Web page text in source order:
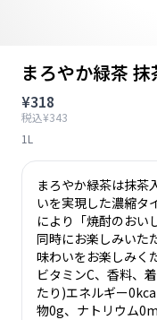
まろやか緑茶
¥318
税込¥343
1L
まろやか緑茶は抹茶
いを実現した濃縮タ
により「焼酎のおい
同時にお楽しみいた
味わいをお楽しみく
ビタミンC、香料、
たり)エネルギー
物0g、ナトリウム